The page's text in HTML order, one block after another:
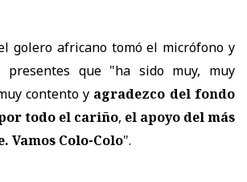
golero africano tomó el micrófono y
que "ha sido muy, muy
contento y agradezco del fondo
todo el cariño, el apoyo del más
Vamos Colo-Colo".